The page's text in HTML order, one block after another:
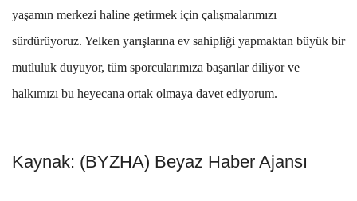
yaşamın merkezi haline getirmek için çalışmalarımızı
sürdürüyoruz. Yelken yarışlarına ev sahipliği yapmaktan büyük bir
mutluluk duyuyor, tüm sporcularımıza başarılar diliyor ve
halkımızı bu heyecana ortak olmaya davet ediyorum.
Kaynak: (BYZHA) Beyaz Haber Ajansı